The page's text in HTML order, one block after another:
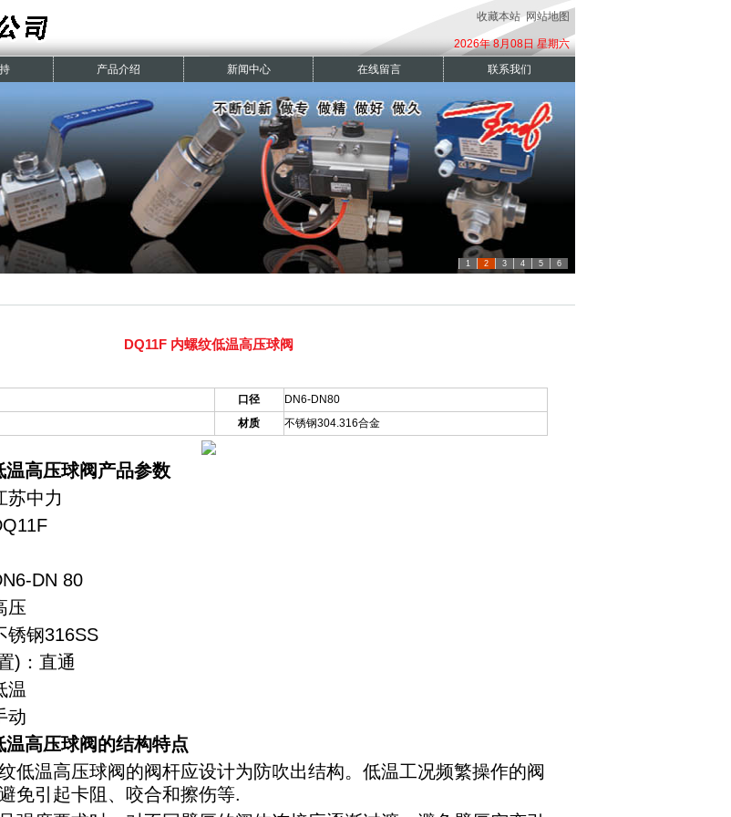
收藏本站 网站地图
2026年 8月08日 星期六
产品介绍 新闻中心 在线留言 联系我们
1 2 3 4 5 6
DQ11F 内螺纹低温高压球阀
口径
DN6-DN80
材质 不锈钢304.316合金
温高压球阀产品参数
苏中力
DN 80
压
锈钢316SS
)：直通
温
动
温高压球阀的结构特点
低温高压球阀的阀杆应设计为防吹出结构。低温工况频繁操作的阀
免引起卡阻、咬合和擦伤等.